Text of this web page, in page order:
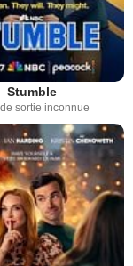
Stumble
sortie inconnue